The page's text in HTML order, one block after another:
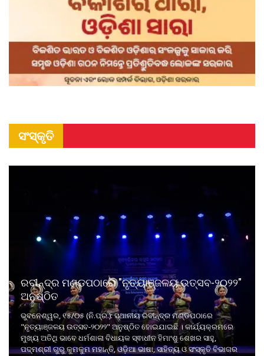
ସଂସ୍କୃତି
ରବୀନ୍ଦ୍ର ମଣ୍ଡପଠାରେ "ନୃତ୍ୟାଞ୍ଜଳୟ ଉତ୍ସବ-୨୦୨୨"
ଅନୁଷ୍ଠିତ
ଭୁବନେଶ୍ୱର, ୧୫/୦୫ (ନି.ପ୍ର.): ସ୍ଥାନୀୟ ରବୀନ୍ଦ୍ର ମଣ୍ଡପଠାରେ
"ନୃତ୍ୟାଞ୍ଜଳୟ ଉତ୍ସବ-୨୦୨୨" ଅନୁଷ୍ଠିତ ହୋଇଯାଇଛି । କାର୍ଯ୍ୟକ୍ରମରେ
ମୁଖ୍ୟ ଅତିଥି ଭାବେ ଧର୍ମଶାଳା ବିଧାୟକ ସ୍ଵାଧୀନ ହିମାଂଶୁ ଶେଖର ସାହୁ,
ପଦ୍ମଶ୍ରୀ ଗୁରୁ କୁମକୁମ ମହାନ୍ତି, ଓଡ଼ିଆ ଭାଷା, ସାହିତ୍ୟ ଓ ସଂସ୍କୃତି ବିଭାଗର